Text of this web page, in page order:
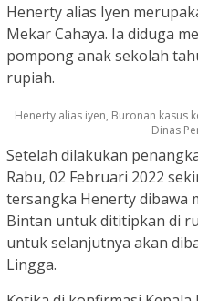
Henerty alias Iyen
Mekar Cahaya. Ia diduga
pompong anak sekolah
rupiah.
Henerty alias iyen, Buronan
Dinas
Setelah dilakukan
Rabu, 02 Februari 2022
tersangka Henerty dibawa
Bintan untuk dititipkan di
untuk selanjutnya akan
Lingga.